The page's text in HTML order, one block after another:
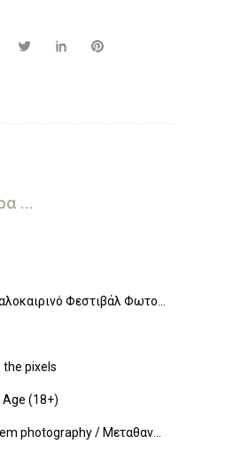
...
Φεστιβάλ Φωτο...
the pixels
(18+)
photography / Μεταθαν...